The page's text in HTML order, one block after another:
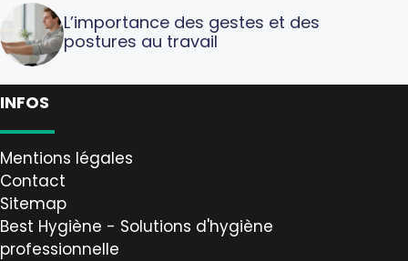
L’importance des gestes et des
postures au travail
INFOS
Mentions légales
Contact
Sitemap
Best Hygiène - Solutions d'hygiène
professionnelle